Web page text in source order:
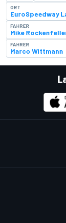
ORT
EuroSpeedway
FAHRER
Mike
FAHRER
Marco Wittmann